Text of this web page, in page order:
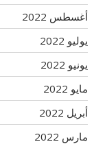
أغسطس 2022
يوليو 2022
يونيو 2022
مايو 2022
أبريل 2022
مارس 2022